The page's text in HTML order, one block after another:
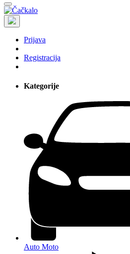
Prijava
Registracija
Kategorije
Auto Moto